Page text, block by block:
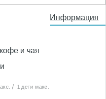
Информация
и чая
/ 1 дети макс.